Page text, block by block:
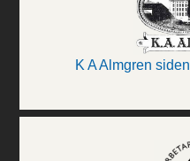
K A Almgren